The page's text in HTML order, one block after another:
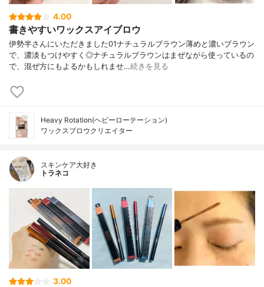
4.00
書きやすいワックスアイブロウ
伊勢半さんにいただきました01ナチュラルブラウン薄めと濃いブラウン
で、濃淡もつけやすく◎ナチュラルブラウンはまぜながら使っているの
で、混ぜ方にもよるかもしれませ…続きを見る
Heavy Rotation(ヘビーローテーション)
ワックスブロウクリエイター
スキンケア大好き
トラネコ
3.00